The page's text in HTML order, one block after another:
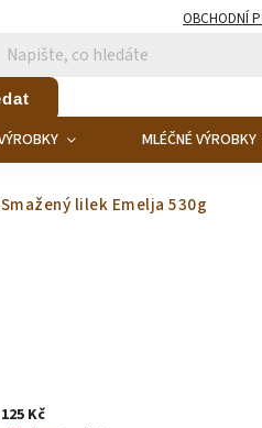
OBCHODNÍ
MLÉČNÉ VÝROBKY
Smažený lilek Emelja 530g
125 Kč